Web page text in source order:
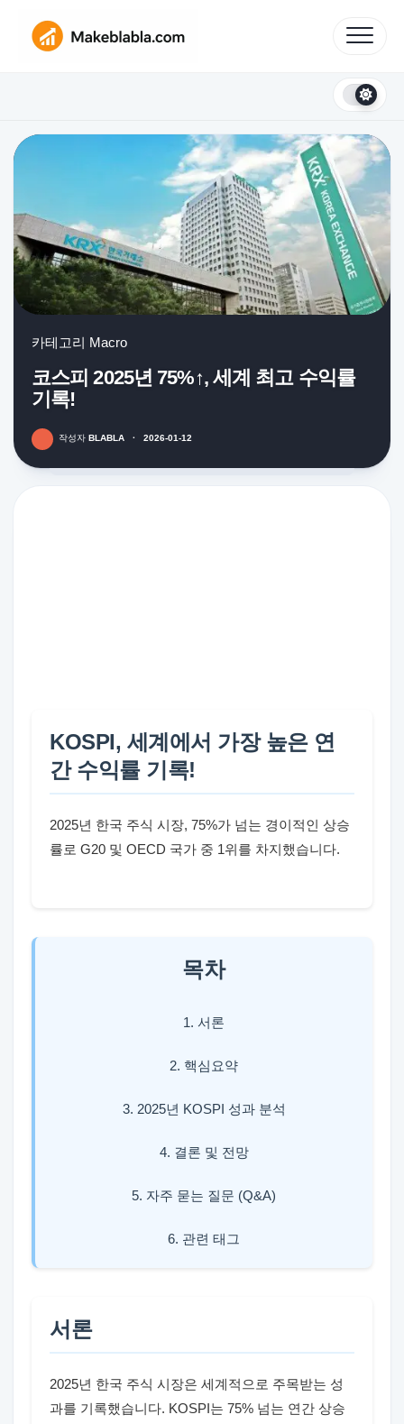
content
카테고리 Macro
코스피 2025년 75%↑, 세계 최고 수익률
기록!
작성자 BLABLA · 2026-01-12
KOSPI, 세계에서 가장 높은 연
간 수익률 기록!
2025년 한국 주식 시장, 75%가 넘는 경이적인 상승
률로 G20 및 OECD 국가 중 1위를 차지했습니다.
목차
1. 서론
2. 핵심요약
3. 2025년 KOSPI 성과 분석
4. 결론 및 전망
5. 자주 묻는 질문 (Q&A)
6. 관련 태그
서론
2025년 한국 주식 시장은 세계적으로 주목받는 성
과를 기록했습니다. KOSPI는 75% 넘는 연간 상승